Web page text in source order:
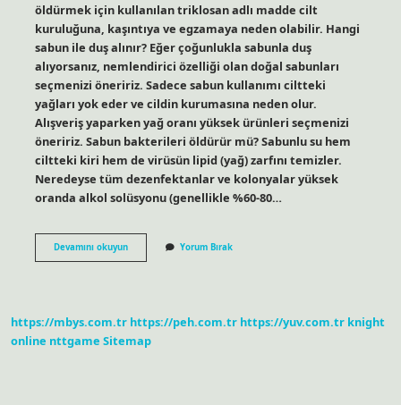
öldürmek için kullanılan triklosan adlı madde cilt
kuruluğuna, kaşıntıya ve egzamaya neden olabilir. Hangi
sabun ile duş alınır? Eğer çoğunlukla sabunla duş
alıyorsanız, nemlendirici özelliği olan doğal sabunları
seçmenizi öneririz. Sadece sabun kullanımı ciltteki
yağları yok eder ve cildin kurumasına neden olur.
Alışveriş yaparken yağ oranı yüksek ürünleri seçmenizi
öneririz. Sabun bakterileri öldürür mü? Sabunlu su hem
ciltteki kiri hem de virüsün lipid (yağ) zarfını temizler.
Neredeyse tüm dezenfektanlar ve kolonyalar yüksek
oranda alkol solüsyonu (genellikle %60-80…
Devamını okuyunAntibakteriyel
Sabunla
Yorum Bırak
https://mbys.com.tr https://peh.com.tr https://yuv.com.tr knight
online nttgame Sitemap